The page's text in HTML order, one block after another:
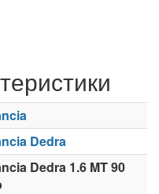
Dedra
Dedra 1.6 MT 90